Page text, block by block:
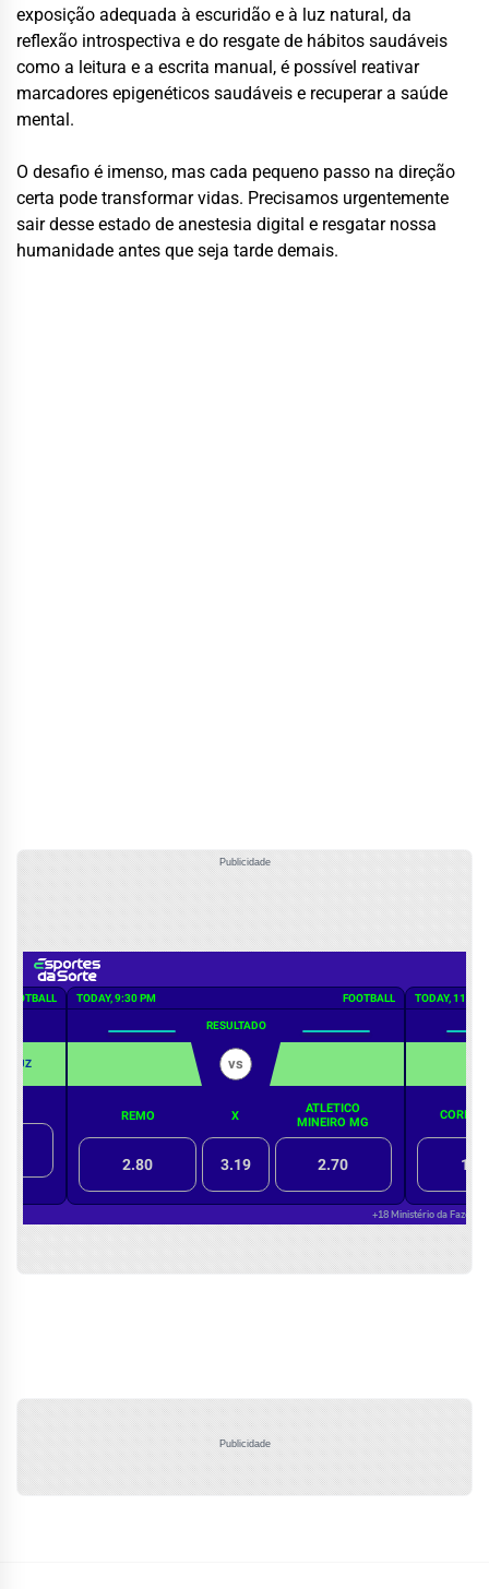
exposição adequada à escuridão e à luz natural, da
reflexão introspectiva e do resgate de hábitos saudáveis
como a leitura e a escrita manual, é possível reativar
marcadores epigenéticos saudáveis e recuperar a saúde
mental.
O desafio é imenso, mas cada pequeno passo na direção
certa pode transformar vidas. Precisamos urgentemente
sair desse estado de anestesia digital e resgatar nossa
humanidade antes que seja tarde demais.
Publicidade
Publicidade